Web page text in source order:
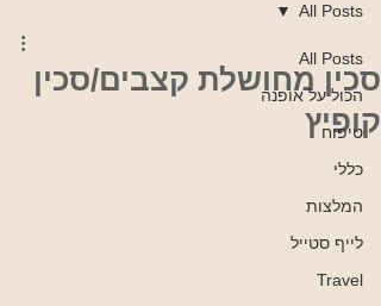
All Posts
הכול על אופנה
טיפוח
כללי
המלצות
לייף סטייל
Travel
All Posts
סכין מחושלת קצבים/סכין
קופיץ